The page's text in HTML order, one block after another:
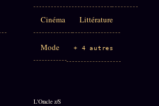
Cinéma Littérature
Mode + 4 autres
L'Oracle z/S